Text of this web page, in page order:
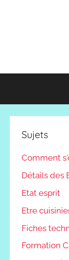
Sujets
Comment
Détails des
Etat esprit
Etre
Fiches
Formation